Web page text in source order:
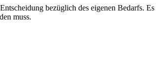
bezüglich des eigenen Bedarfs. Es
muss.